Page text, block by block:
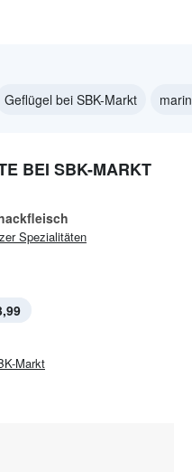
Geflügel bei SBK-Markt
BEI SBK-MARKT
Spezialitäten
Markt